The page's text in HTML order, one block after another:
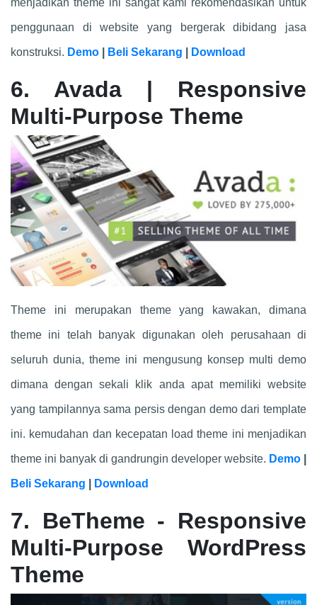
menjadikan theme ini sangat kami rekomendasikan untuk
penggunaan di website yang bergerak dibidang jasa
konstruksi. Demo Beli Sekarang Download
6. Avada | Responsive
Multi-Purpose Theme
Theme ini merupakan theme yang kawakan, dimana
theme ini telah banyak digunakan oleh perusahaan di
seluruh dunia, theme ini mengusung konsep multi demo
dimana dengan sekali klik anda apat memiliki website
yang tampilannya sama persis dengan demo dari template
ini. kemudahan dan kecepatan load theme ini menjadikan
theme ini banyak di gandrungin developer website. Demo
Beli Sekarang Download
7. BeTheme - Responsive
Multi-Purpose WordPress
Theme